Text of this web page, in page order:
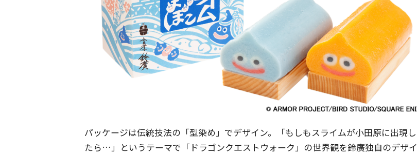
パッケージは伝統技法の「型染め」でデザイン。「もしもスライムが小田原に出現し
たら…」というテーマで「ドラゴンクエストウォーク」の世界観を鈴廣独自のデザイ